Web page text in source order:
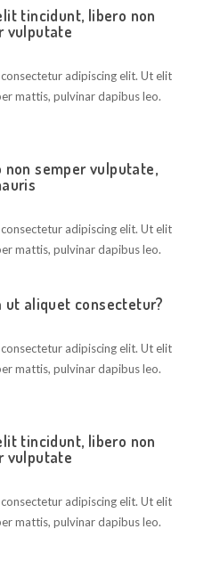
tincidunt, libero non
vulputate
adipiscing elit. Ut elit
mattis, pulvinar dapibus leo.
semper vulputate,
adipiscing elit. Ut elit
mattis, pulvinar dapibus leo.
ut aliquet consectetur?
adipiscing elit. Ut elit
mattis, pulvinar dapibus leo.
tincidunt, libero non
vulputate
adipiscing elit. Ut elit
mattis, pulvinar dapibus leo.